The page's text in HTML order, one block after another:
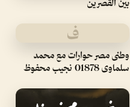
بين القصرين
ف
وطنى مصر حوارات مع محمد
سلماوى 01878 نجيب محفوظ